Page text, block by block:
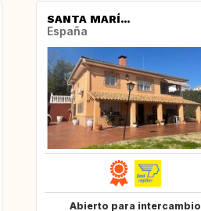
SANTA MARÍ...
España
Abierto para intercambio